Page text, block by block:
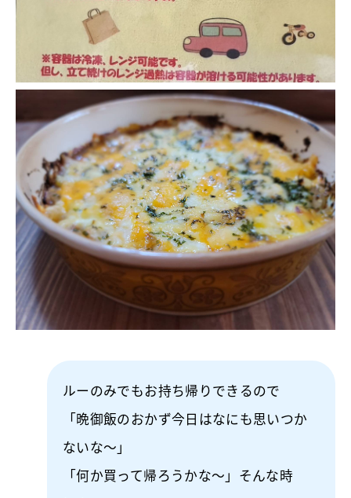
ルーのみでもお持ち帰りできるので
「晩御飯のおかず今日はなにも思いつか
ないな～」
「何か買って帰ろうかな～」そんな時